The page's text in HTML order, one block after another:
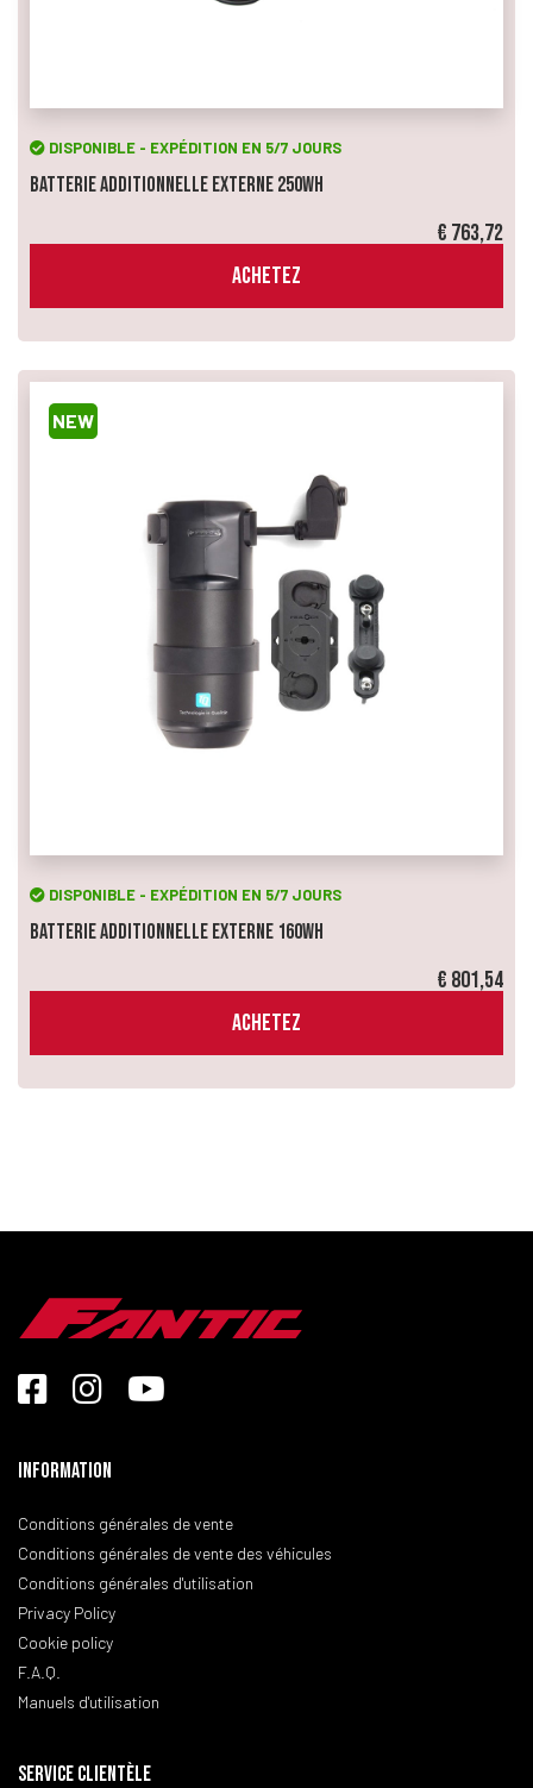
DISPONIBLE - EXPÉDITION EN 5/7 JOURS
Batterie Additionnelle Externe 250Wh
€ 763,72
ACHETEZ
NEW
DISPONIBLE - EXPÉDITION EN 5/7 JOURS
Batterie Additionnelle Externe 160Wh
€ 801,54
ACHETEZ
Information
Conditions générales de vente
Conditions générales de vente des véhicules
Conditions générales d'utilisation
Privacy Policy
Cookie policy
F.A.Q.
Manuels d'utilisation
SERVICE CLIENTÈLE